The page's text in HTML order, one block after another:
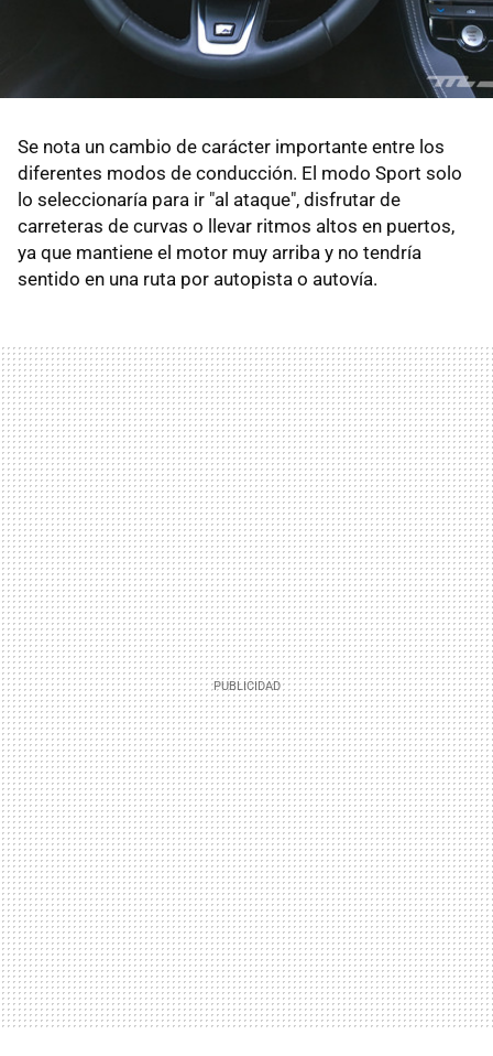
Se nota un cambio de carácter importante entre los
diferentes modos de conducción. El modo Sport solo
lo seleccionaría para ir "al ataque", disfrutar de
carreteras de curvas o llevar ritmos altos en puertos,
ya que mantiene el motor muy arriba y no tendría
sentido en una ruta por autopista o autovía.